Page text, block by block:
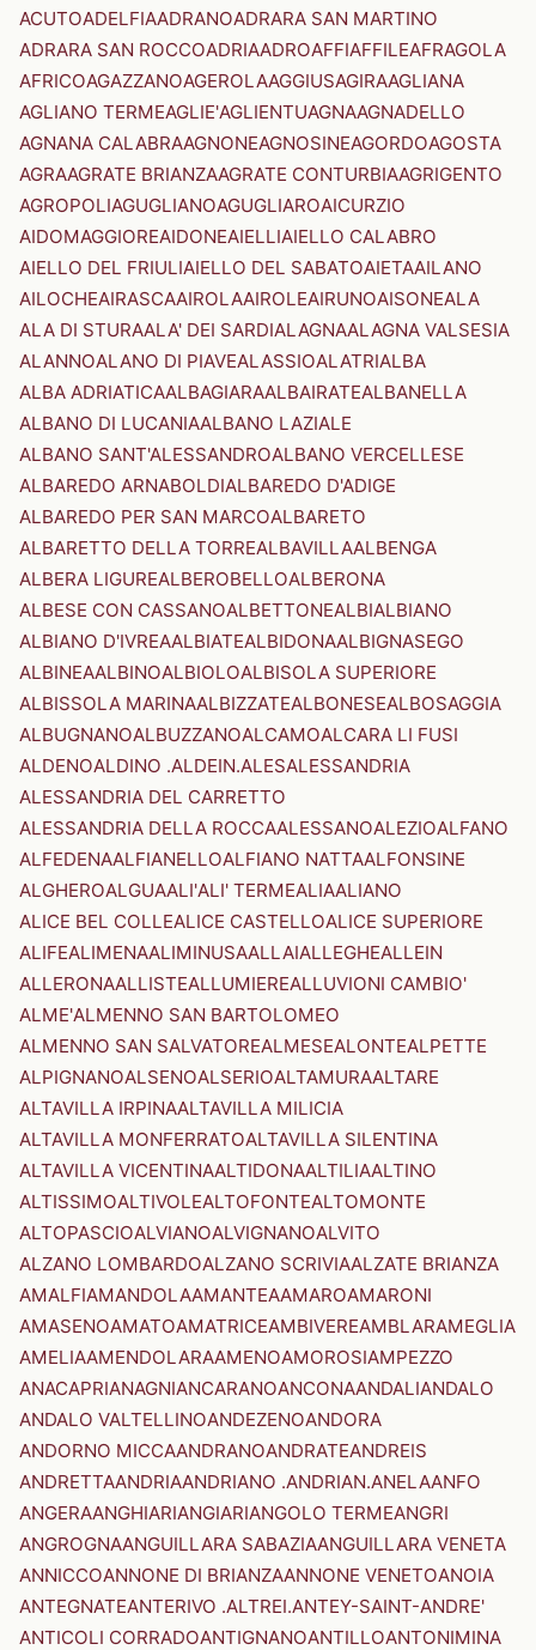
ACUTOADELFIAADRANOADRARA SAN MARTINO
ADRARA SAN ROCCOADRIAADROAFFIAFFILEAFRAGOLA
AFRICOAGAZZANOAGEROLAAGGIUSAGIRAAGLIANA
AGLIANO TERMEAGLIE'AGLIENTUAGNAAGNADELLO
AGNANA CALABRAAGNONEAGNOSINEAGORDOAGOSTA
AGRAAGRATE BRIANZAAGRATE CONTURBIAAGRIGENTO
AGROPOLIAGUGLIANOAGUGLIAROAICURZIO
AIDOMAGGIOREAIDONEAIELLIAIELLO CALABRO
AIELLO DEL FRIULIAIELLO DEL SABATOAIETAAILANO
AILOCHEAIRASCAAIROLAAIROLEAIRUNOAISONEALA
ALA DI STURAALA' DEI SARDIALAGNAALAGNA VALSESIA
ALANNOALANO DI PIAVEALASSIOALATRIALBA
ALBA ADRIATICAALBAGIARAALBAIRATEALBANELLA
ALBANO DI LUCANIAALBANO LAZIALE
ALBANO SANT'ALESSANDROALBANO VERCELLESE
ALBAREDO ARNABOLDIALBAREDO D'ADIGE
ALBAREDO PER SAN MARCOALBARETO
ALBARETTO DELLA TORREALBAVILLAALBENGA
ALBERA LIGUREALBEROBELLOALBERONA
ALBESE CON CASSANOALBETTONEALBIALBIANO
ALBIANO D'IVREAALBIATEALBIDONAALBIGNASEGO
ALBINEAALBINOALBIOLOALBISOLA SUPERIORE
ALBISSOLA MARINAALBIZZATEALBONESEALBOSAGGIA
ALBUGNANOALBUZZANOALCAMOALCARA LI FUSI
ALDENOALDINO .ALDEIN.ALESALESSANDRIA
ALESSANDRIA DEL CARRETTO
ALESSANDRIA DELLA ROCCAALESSANOALEZIOALFANO
ALFEDENAALFIANELLOALFIANO NATTAALFONSINE
ALGHEROALGUAALI'ALI' TERMEALIAALIANO
ALICE BEL COLLEALICE CASTELLOALICE SUPERIORE
ALIFEALIMENAALIMINUSAALLAIALLEGHEALLEIN
ALLERONAALLISTEALLUMIEREALLUVIONI CAMBIO'
ALME'ALMENNO SAN BARTOLOMEO
ALMENNO SAN SALVATOREALMESEALONTEALPETTE
ALPIGNANOALSENOALSERIOALTAMURAALTARE
ALTAVILLA IRPINAALTAVILLA MILICIA
ALTAVILLA MONFERRATOALTAVILLA SILENTINA
ALTAVILLA VICENTINAALTIDONAALTILIAALTINO
ALTISSIMOALTIVOLEALTOFONTEALTOMONTE
ALTOPASCIOALVIANOALVIGNANOALVITO
ALZANO LOMBARDOALZANO SCRIVIAALZATE BRIANZA
AMALFIAMANDOLAAMANTEAAMAROAMARONI
AMASENOAMATOAMATRICEAMBIVEREAMBLARAMEGLIA
AMELIAAMENDOLARAAMENOAMOROSIAMPEZZO
ANACAPRIANAGNIANCARANOANCONAANDALIANDALO
ANDALO VALTELLINOANDEZENOANDORA
ANDORNO MICCAANDRANOANDRATEANDREIS
ANDRETTAANDRIAANDRIANO .ANDRIAN.ANELAANFO
ANGERAANGHIARIANGIARIANGOLO TERMEANGRI
ANGROGNAANGUILLARA SABAZIAANGUILLARA VENETA
ANNICCOANNONE DI BRIANZAANNONE VENETOANOIA
ANTEGNATEANTERIVO .ALTREI.ANTEY-SAINT-ANDRE'
ANTICOLI CORRADOANTIGNANOANTILLOANTONIMINA